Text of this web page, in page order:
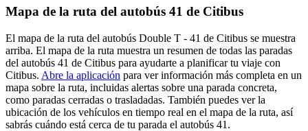
Mapa de la ruta del autobús 41 de Citibus
El mapa de la ruta del autobús Double T - 41 de Citibus se muestra
arriba. El mapa de la ruta muestra un resumen de todas las paradas
del autobús 41 de Citibus para ayudarte a planificar tu viaje con
Citibus. Abre la aplicación para ver información más completa en un
mapa sobre la ruta, incluidas alertas sobre una parada concreta,
como paradas cerradas o trasladadas. También puedes ver la
ubicación de los vehículos en tiempo real en el mapa de la ruta, así
sabrás cuándo está cerca de tu parada el autobús 41.